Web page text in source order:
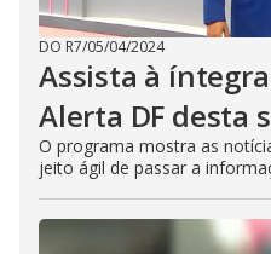
DO R7/05/04/2024
Assista à
Alerta DF desta
O programa mostra as
jeito ágil de passar a